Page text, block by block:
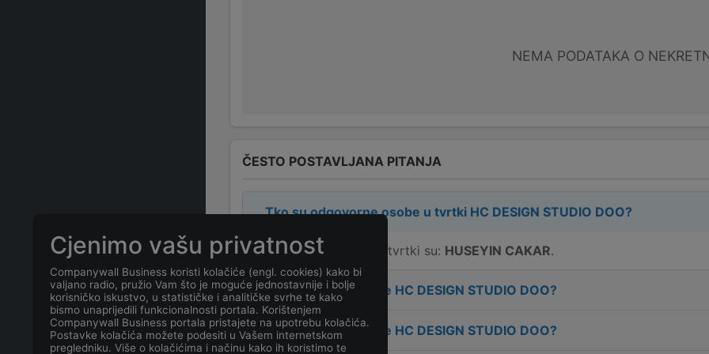
NEMA PODATAKA O
ČESTO POSTAVLJANA PITANJA
Tko su odgovorne osobe u tvrtki HC DESIGN STUDIO DOO?
Odgovorne osobe u tvrtki su: HUSEYIN CAKAR.
Koja je adresa tvrtke HC DESIGN STUDIO DOO?
Koji je kontakt tvrtke HC DESIGN STUDIO DOO?
Cjenimo vašu privatnost
Companywall Business koristi kolačiće (engl. cookies) kako bi
valjano radio, pružio Vam što je moguće jednostavnije i bolje
korisničko iskustvo, u statističke i analitičke svrhe te kako
bismo unaprijedili funkcionalnosti portala. Korištenjem
Companywall Business portala pristajete na upotrebu kolačića.
Postavke kolačića možete podesiti u Vašem internetskom
pregledniku. Više o kolačićima i načinu kako ih koristimo te